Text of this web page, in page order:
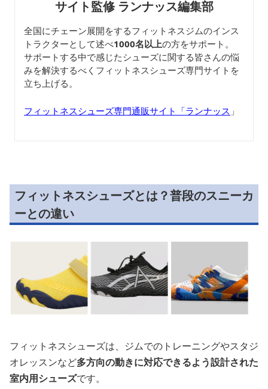
サイト監修 ランナッス編集部
全国にチェーン展開をするフィットネスジムのインス
トラクターとして述べ1000名以上の方をサポート。
サポートする中で感じたシューズに関する皆さんの悩
みを解決するべくフィットネスシューズ専門サイトを
立ち上げる。
フィットネスシューズ専門通販サイト「ランナッス 」
フィットネスシューズとは？普段のスニーカ
ーとの違い
フィットネスシューズは、ジムでのトレーニングやスタジ
オレッスンなど多方向の動きに対応できるよう設計された
室内用シューズです。